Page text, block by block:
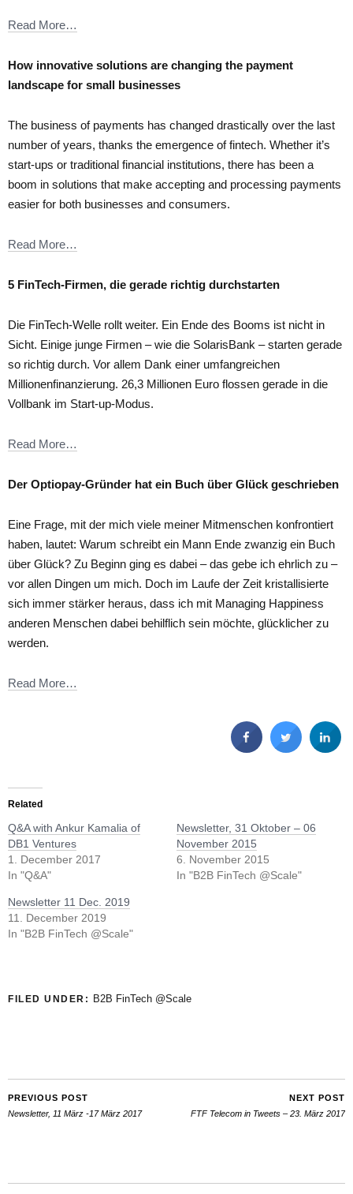
Read More…
How innovative solutions are changing the payment
landscape for small businesses
The business of payments has changed drastically over the last
number of years, thanks the emergence of fintech. Whether it’s
start-ups or traditional financial institutions, there has been a
boom in solutions that make accepting and processing payments
easier for both businesses and consumers.
Read More…
5 FinTech-Firmen, die gerade richtig durchstarten
Die FinTech-Welle rollt weiter. Ein Ende des Booms ist nicht in
Sicht. Einige junge Firmen – wie die SolarisBank – starten gerade
so richtig durch. Vor allem Dank einer umfangreichen
Millionenfinanzierung. 26,3 Millionen Euro flossen gerade in die
Vollbank im Start-up-Modus.
Read More…
Der Optiopay-Gründer hat ein Buch über Glück geschrieben
Eine Frage, mit der mich viele meiner Mitmenschen konfrontiert
haben, lautet: Warum schreibt ein Mann Ende zwanzig ein Buch
über Glück? Zu Beginn ging es dabei – das gebe ich ehrlich zu –
vor allen Dingen um mich. Doch im Laufe der Zeit kristallisierte
sich immer stärker heraus, dass ich mit Managing Happiness
anderen Menschen dabei behilflich sein möchte, glücklicher zu
werden.
Read More…
Related
Q&A with Ankur Kamalia of
DB1 Ventures
1. December 2017
In "Q&A"
Newsletter, 31 Oktober – 06
November 2015
6. November 2015
In "B2B FinTech @Scale"
Newsletter 11 Dec. 2019
11. December 2019
In "B2B FinTech @Scale"
FILED UNDER: B2B FinTech @Scale
PREVIOUS POST
Newsletter, 11 März -17 März 2017
NEXT POST
FTF Telecom in Tweets – 23. März 2017